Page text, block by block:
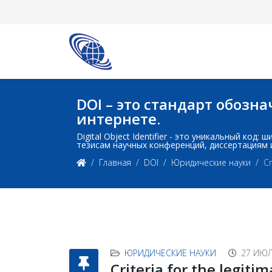
DOI – это стандарт
интернете.
Digital Object Identifier - это уникальный код:
тезисам научных конференций,
Главная
DOI Юридические науки
ЮРИДИЧЕСКИЕ НАУКИ 27